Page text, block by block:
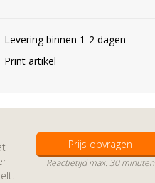
Levering binnen 1-2 dagen
Print artikel
Prijs opvragen
Reactietijd max. 30 minuten